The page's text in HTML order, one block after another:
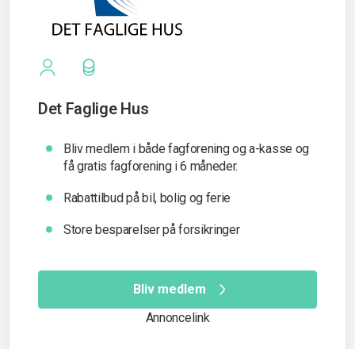
Det Faglige Hus
Bliv medlem i både fagforening og a-kasse og
få gratis fagforening i 6 måneder.
Rabattilbud på bil, bolig og ferie
Store besparelser på forsikringer
Bliv medlem
Annoncelink